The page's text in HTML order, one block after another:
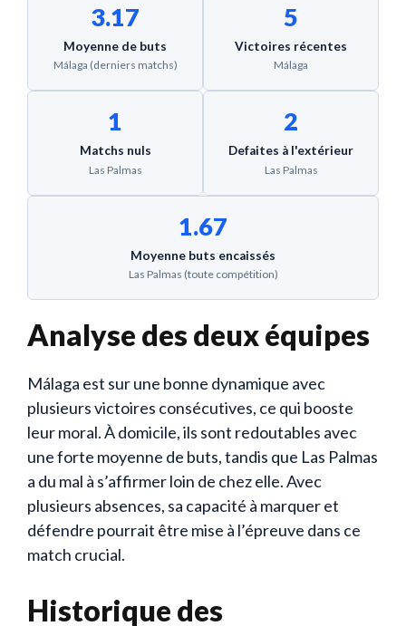
3.17
Moyenne de buts
Málaga (derniers matchs)
5
Victoires récentes
Málaga
1
Matchs nuls
Las Palmas
2
Defaites à l'extérieur
Las Palmas
1.67
Moyenne buts encaissés
Las Palmas (toute compétition)
Analyse des deux équipes
Málaga est sur une bonne dynamique avec
plusieurs victoires consécutives, ce qui booste
leur moral. À domicile, ils sont redoutables avec
une forte moyenne de buts, tandis que Las Palmas
a du mal à s’affirmer loin de chez elle. Avec
plusieurs absences, sa capacité à marquer et
défendre pourrait être mise à l’épreuve dans ce
match crucial.
Historique des